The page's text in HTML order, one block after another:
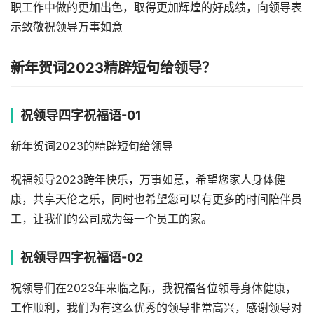
职工作中做的更加出色，取得更加辉煌的好成绩，向领导表
示致敬祝领导万事如意
新年贺词2023精辟短句给领导？
祝领导四字祝福语-01
新年贺词2023的精辟短句给领导
祝福领导2023跨年快乐，万事如意，希望您家人身体健
康，共享天伦之乐，同时也希望您可以有更多的时间陪伴员
工，让我们的公司成为每一个员工的家。
祝领导四字祝福语-02
祝领导们在2023年来临之际，我祝福各位领导身体健康，
工作顺利，我们为有这么优秀的领导非常高兴，感谢领导对